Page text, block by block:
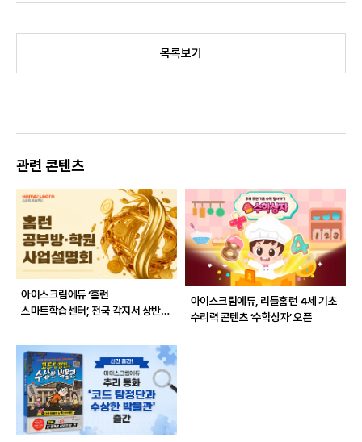
목록보기
관련 콘텐츠
아이스크림에듀 ‘홈런
스마트학습센터’, 전국 각지서 상반기
아이스크림에듀, 리틀홈런 4세 기초
수리력 콘텐츠 ‘수학상자’ 오픈